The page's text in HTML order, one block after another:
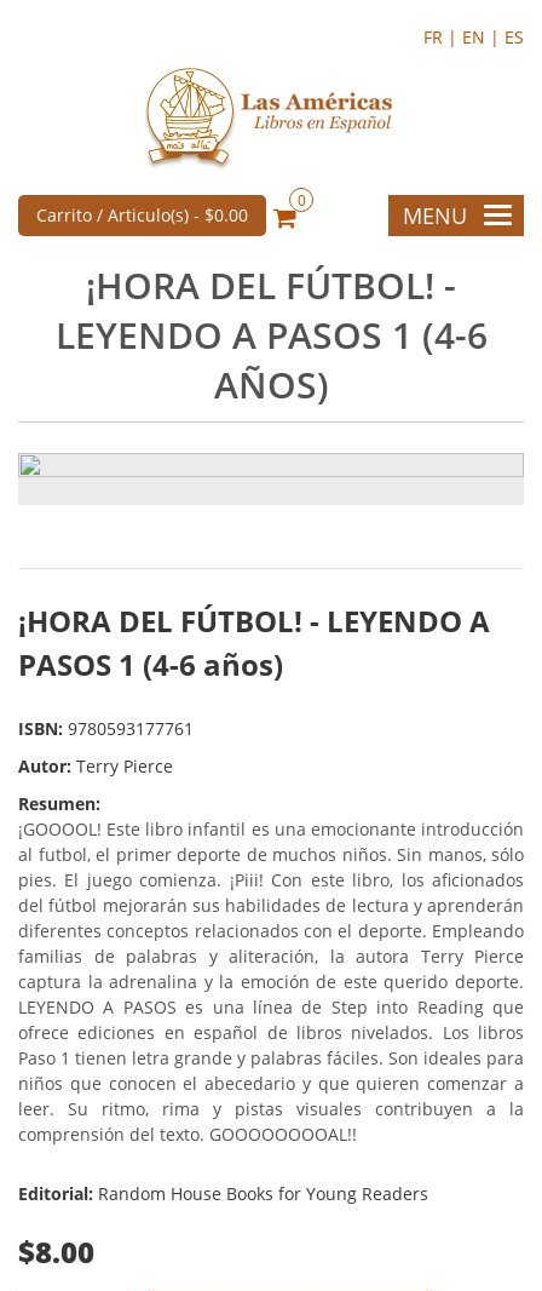
FR | EN | ES
Carrito / Articulo(s) - $0.00
0
MENU
¡HORA DEL FÚTBOL! -
LEYENDO A PASOS 1 (4-6
AÑOS)
¡HORA DEL FÚTBOL! - LEYENDO A
PASOS 1 (4-6 años)
ISBN: 9780593177761
Autor: Terry Pierce
Resumen:
¡GOOOOL! Este libro infantil es una emocionante introducción
al futbol, el primer deporte de muchos niños. Sin manos, sólo
pies. El juego comienza. ¡Piii! Con este libro, los aficionados
del fútbol mejorarán sus habilidades de lectura y aprenderán
diferentes conceptos relacionados con el deporte. Empleando
familias de palabras y aliteración, la autora Terry Pierce
captura la adrenalina y la emoción de este querido deporte.
LEYENDO A PASOS es una línea de Step into Reading que
ofrece ediciones en español de libros nivelados. Los libros
Paso 1 tienen letra grande y palabras fáciles. Son ideales para
niños que conocen el abecedario y que quieren comenzar a
leer. Su ritmo, rima y pistas visuales contribuyen a la
comprensión del texto. GOOOOOOOOAL!!
Editorial: Random House Books for Young Readers
$8.00